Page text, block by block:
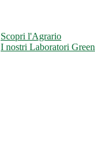
Scopri l'Agrario
I nostri Laboratori Green